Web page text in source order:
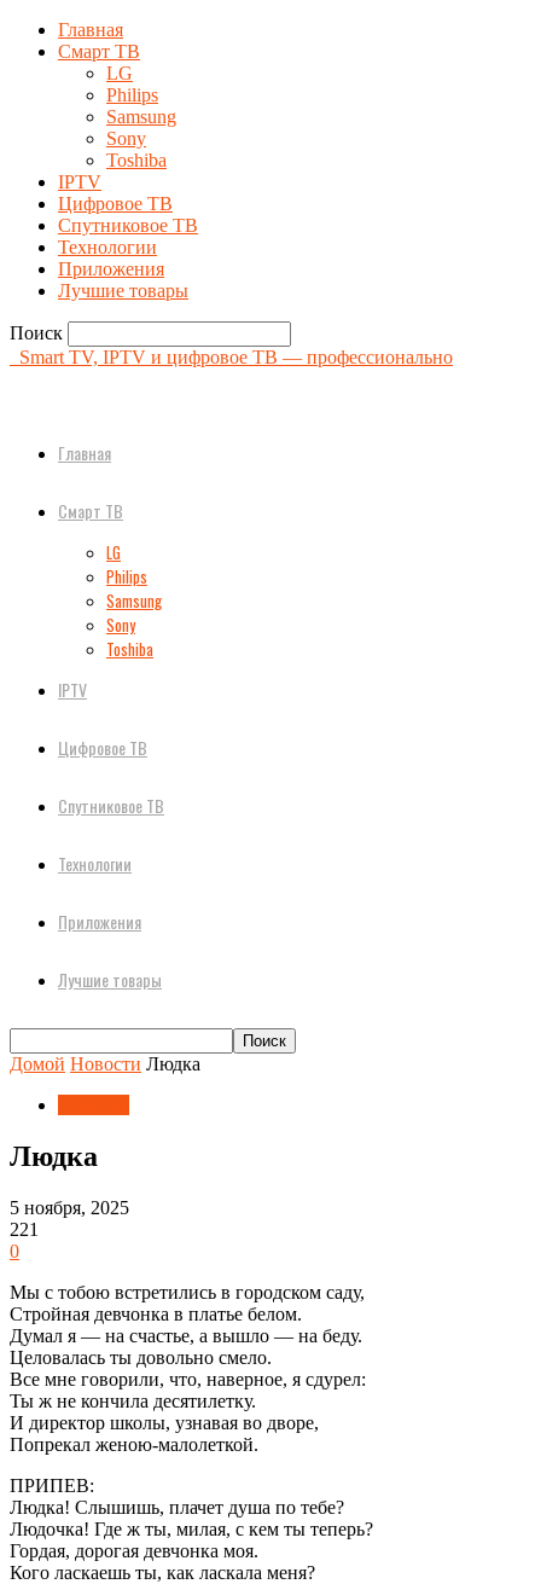
Главная
Смарт ТВ
LG
Philips
Samsung
Sony
Toshiba
IPTV
Цифровое ТВ
Спутниковое ТВ
Технологии
Приложения
Лучшие товары
Поиск
Smart TV, IPTV и цифровое ТВ — профессионально
Главная
Смарт ТВ
LG
Philips
Samsung
Sony
Toshiba
IPTV
Цифровое ТВ
Спутниковое ТВ
Технологии
Приложения
Лучшие товары
Домой Новости Людка
Людка
5 ноября, 2025
221
0
Мы с тобою встретились в городском саду,
Стройная девчонка в платье белом.
Думал я — на счастье, а вышло — на беду.
Целовалась ты довольно смело.
Все мне говорили, что, наверное, я сдурел:
Ты ж не кончила десятилетку.
И директор школы, узнавая во дворе,
Попрекал женою-малолеткой.
ПРИПЕВ:
Людка! Слышишь, плачет душа по тебе?
Людочка! Где ж ты, милая, с кем ты теперь?
Гордая, дорогая девчонка моя.
Кого ласкаешь ты, как ласкала меня?